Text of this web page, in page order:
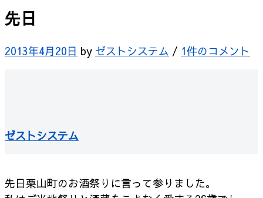
先日
2013年4月20日 by ゼストシステム / 1件のコメント
ゼストシステム
先日栗山町のお酒祭りに言って参りました。